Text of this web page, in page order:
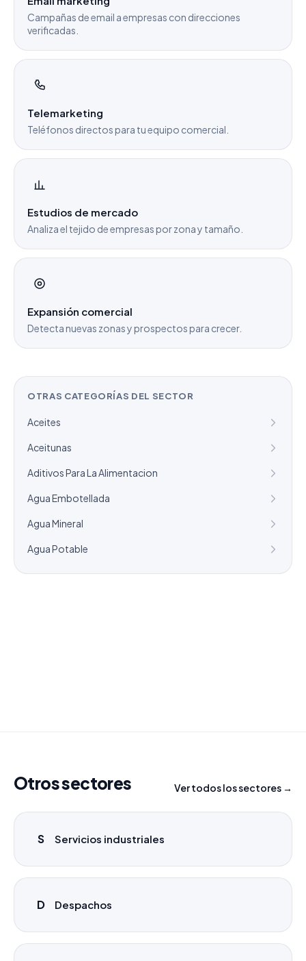
Campañas de email a empresas con direcciones
verificadas.
Telemarketing
Teléfonos directos para tu equipo comercial.
Estudios de mercado
Analiza el tejido de empresas por zona y tamaño.
Expansión comercial
Detecta nuevas zonas y prospectos para crecer.
OTRAS CATEGORÍAS DEL SECTOR
Aceites
Aceitunas
Aditivos Para La Alimentacion
Agua Embotellada
Agua Mineral
Agua Potable
Otros sectores Ver todos los sectores →
S Servicios industriales
D Despachos